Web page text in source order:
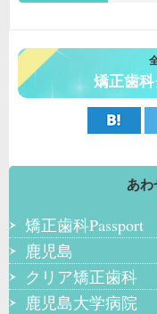
矯正歯
あわ
矯正歯科Passport
鹿児島
クリア矯正歯科
鹿児島大学病院